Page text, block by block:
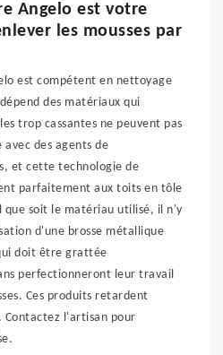
Angelo est votre
les mousses par
est compétent en nettoyage
des matériaux qui
trop cassantes ne peuvent pas
des agents de
et cette technologie de
parfaitement aux toits en tôle
que soit le matériau utilisé, il n'y
d'une brosse métallique
doit être grattée
perfectionneront leur travail
Ces produits retardent
Contactez l'artisan pour